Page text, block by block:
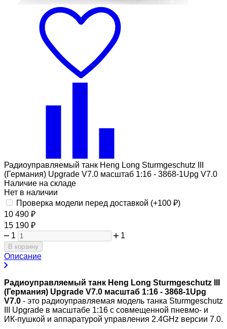
Радиоуправляемый танк Heng Long Sturmgeschutz III
(Германия) Upgrade V7.0 масштаб 1:16 - 3868-1Upg V7.0
Наличие на складе
Нет в наличии
Проверка модели перед доставкой (+100 ₽)
10 490 ₽
15 190 ₽
1
1
В корзину
Описание
Радиоуправляемый танк Heng Long Sturmgeschutz III
(Германия) Upgrade V7.0 масштаб 1:16 - 3868-1Upg
V7.0 - это радиоуправляемая модель танка Sturmgeschutz
III Upgrade в масштабе 1:16 с совмещенной пневмо- и
ИК-пушкой и аппаратурой управления 2.4GHz версии 7.0.